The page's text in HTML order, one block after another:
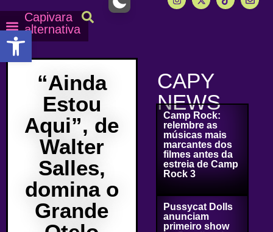
Capivara
alternativa
“Ainda
Estou
Aqui”, de
Walter
Salles,
domina o
Grande
CAPY
NEWS
Camp Rock:
relembre as
músicas mais
marcantes dos
filmes antes da
estreia de Camp
Rock 3
Pussycat Dolls
anunciam
primeiro show
Abrir a barra de ferramentas